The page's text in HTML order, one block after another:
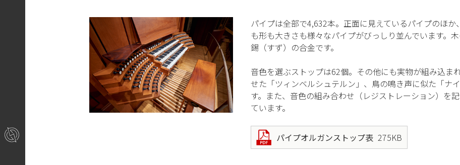
パイプは全部で4,632本。正面に見えているパイプのほ
も形も大きさも様々なパイプがびっしり並んでいます。
錫（すず）の合金です。
音色を選ぶストップは62個。その他にも実物が組み込ま
せた「ツィンベルシュテルン」、鳥の鳴き声に似た「ナ
す。また、音色の組み合わせ（レジストレーション）を
ています。
パイプオルガンストップ表 275KB